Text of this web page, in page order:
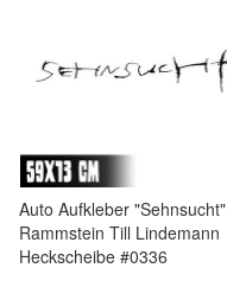
Auto Aufkleber "Sehnsucht"
Rammstein Till Lindemann
Heckscheibe #0336